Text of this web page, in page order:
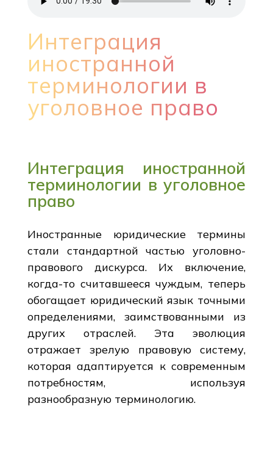
Интеграция
иностранной
терминологии в
уголовное право
Интеграция иностранной
терминологии в уголовное
право
Иностранные юридические термины
стали стандартной частью уголовно-
правового дискурса. Их включение,
когда-то считавшееся чуждым, теперь
обогащает юридический язык точными
определениями, заимствованными из
других отраслей. Эта эволюция
отражает зрелую правовую систему,
которая адаптируется к современным
потребностям, используя
разнообразную терминологию.